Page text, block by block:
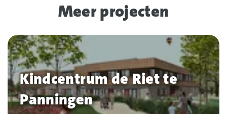
Meer projecten
Kindcentrum de Riet te
Panningen